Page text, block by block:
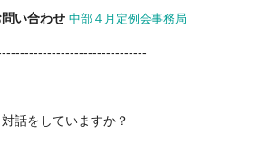
い合わせ 中部４月定例会事務局
対話をしていますか？